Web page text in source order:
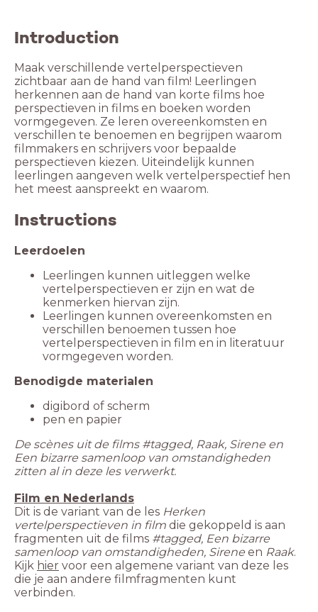
Introduction
Maak verschillende vertelperspectieven
zichtbaar aan de hand van film! Leerlingen
herkennen aan de hand van korte films hoe
perspectieven in films en boeken worden
vormgegeven. Ze leren overeenkomsten en
verschillen te benoemen en begrijpen waarom
filmmakers en schrijvers voor bepaalde
perspectieven kiezen. Uiteindelijk kunnen
leerlingen aangeven welk vertelperspectief hen
het meest aanspreekt en waarom.
Instructions
Leerlingen kunnen uitleggen welke
vertelperspectieven er zijn en wat de
Leerlingen kunnen overeenkomsten en
verschillen benoemen tussen hoe
vertelperspectieven in film en in literatuur
vormgegeven worden.
pen en papier
De scènes uit de films #tagged, Raak, Sirene en
Een bizarre samenloop van omstandigheden
Dit is de variant van de les Herken
vertelperspectieven in film die gekoppeld is aan
fragmenten uit de films #tagged, Een bizarre
samenloop van omstandigheden, Sirene en Raak.
Kijk hier voor een algemene variant van deze les
die je aan andere filmfragmenten kunt